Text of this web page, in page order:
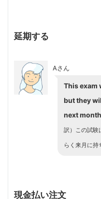
延期する
Aさん
This exam
but they
next
訳） この試験
らく来月に持
現金払い注文